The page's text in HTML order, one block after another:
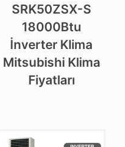
SRK50ZSX-S
18000Btu
İnverter Klima
Mitsubishi Klima
Fiyatları